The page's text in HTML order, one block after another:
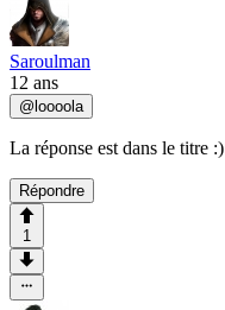
Saroulman
12 ans
@ loooola
La réponse est dans le titre :)
Répondre
1